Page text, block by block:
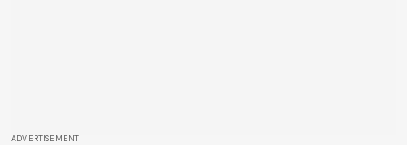
ADVERTISEMENT